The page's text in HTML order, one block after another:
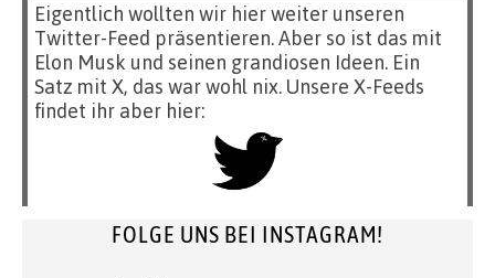
Eigentlich wollten wir hier weiter unseren
Twitter-Feed präsentieren. Aber so ist das mit
Elon Musk und seinen grandiosen Ideen. Ein
Satz mit X, das war wohl nix. Unsere X-Feeds
findet ihr aber hier:
FOLGE UNS BEI INSTAGRAM!